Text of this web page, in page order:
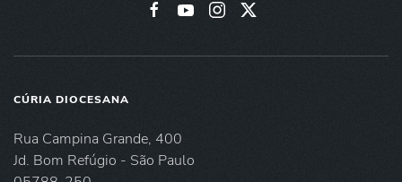
CÚRIA DIOCESANA
Rua Campina Grande, 400
Jd. Bom Refúgio - São Paulo